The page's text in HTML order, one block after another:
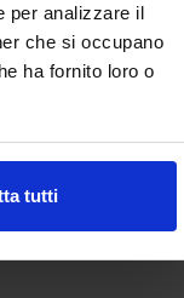
per analizzare il
che si occupano
ha fornito loro o
tutti